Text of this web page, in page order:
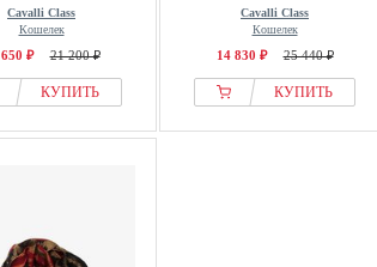
Cavalli Class
Кошелек
₽ 21 200 ₽
КУПИТЬ
Cavalli Class
Кошелек
14 830 ₽ 25 440 ₽
КУПИТЬ